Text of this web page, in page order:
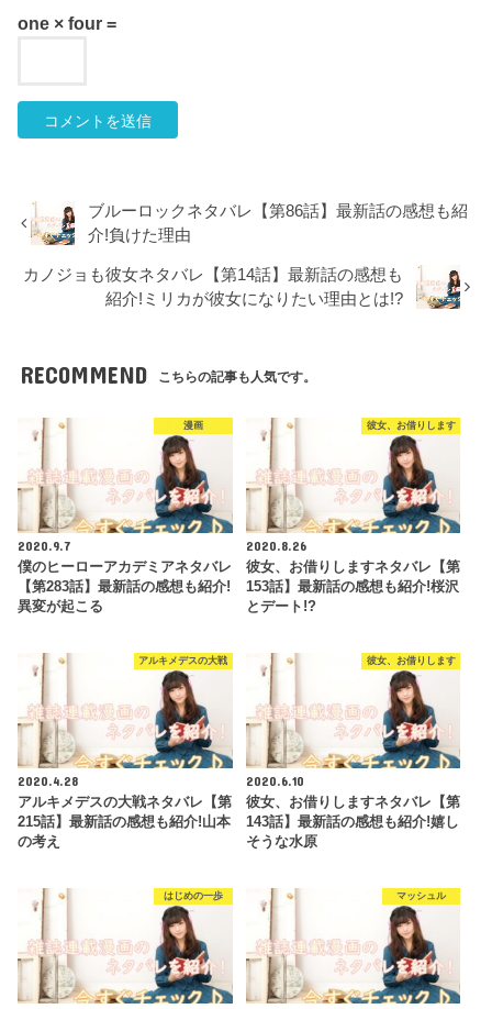
one × four =
ブルーロックネタバレ【第86話】最新話の感想も紹
介!負けた理由
カノジョも彼女ネタバレ【第14話】最新話の感想も
紹介!ミリカが彼女になりたい理由とは!?
RECOMMEND こちらの記事も人気です。
漫画
2020.9.7
僕のヒーローアカデミアネタバレ
【第283話】最新話の感想も紹介!
異変が起こる
彼女、お借りします
2020.8.26
彼女、お借りしますネタバレ【第
153話】最新話の感想も紹介!桜沢
とデート!?
アルキメデスの大戦
2020.4.28
アルキメデスの大戦ネタバレ【第
215話】最新話の感想も紹介!山本
の考え
彼女、お借りします
2020.6.10
彼女、お借りしますネタバレ【第
143話】最新話の感想も紹介!嬉し
そうな水原
はじめの一歩 マッシュル